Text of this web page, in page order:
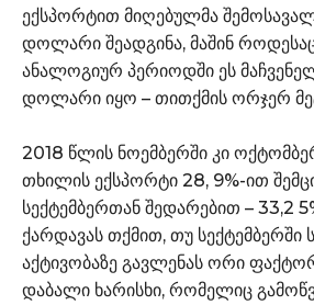
ექსპორტით მიღებულმა
დოლარი შეადგინა, მაშინ
ანალოგიურ პერიოდში ეს
დოლარი იყო – თითქმის ორჯერ
2018 წლის ნოემბერში კი
თხილის ექსპორტი 28, 9%-ით
სექტემბერთან შედარებით – 33,2
ქარდავას თქმით, თუ სექტემბერში
აქტივობაზე გავლენას ორი
დაბალი ხარისხი, რომელიც